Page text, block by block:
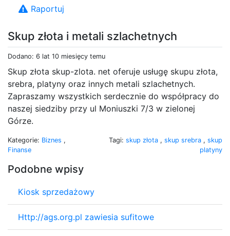
Skup złota i metali szlachetnych
Dodano: 6 lat 10 miesięcy temu
Skup złota skup-zlota. net oferuje usługę skupu złota,
srebra, platyny oraz innych metali szlachetnych.
Zapraszamy wszystkich serdecznie do współpracy do
naszej siedziby przy ul Moniuszki 7/3 w zielonej
Górze.
Kategorie: Biznes ,
Finanse
Tagi: skup złota , skup srebra , skup
platyny
Podobne wpisy
Kiosk sprzedażowy
Http://ags.org.pl zawiesia sufitowe
Raportuj